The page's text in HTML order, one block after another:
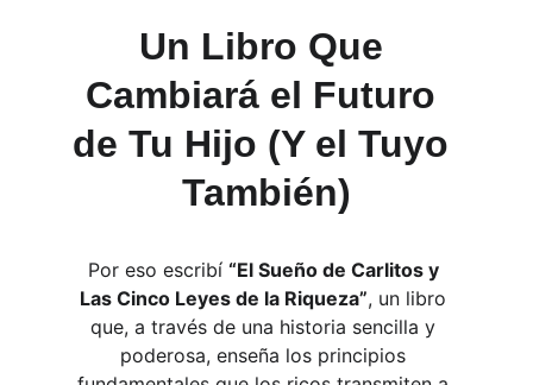
Un Libro Que
Cambiará el Futuro
de Tu Hijo (Y el Tuyo
También)
Por eso escribí “El Sueño de Carlitos y
Las Cinco Leyes de la Riqueza”, un libro
que, a través de una historia sencilla y
poderosa, enseña los principios